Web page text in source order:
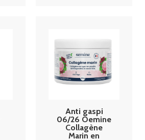
Anti gaspi
06/26 Oemine
Collagène
Marin en